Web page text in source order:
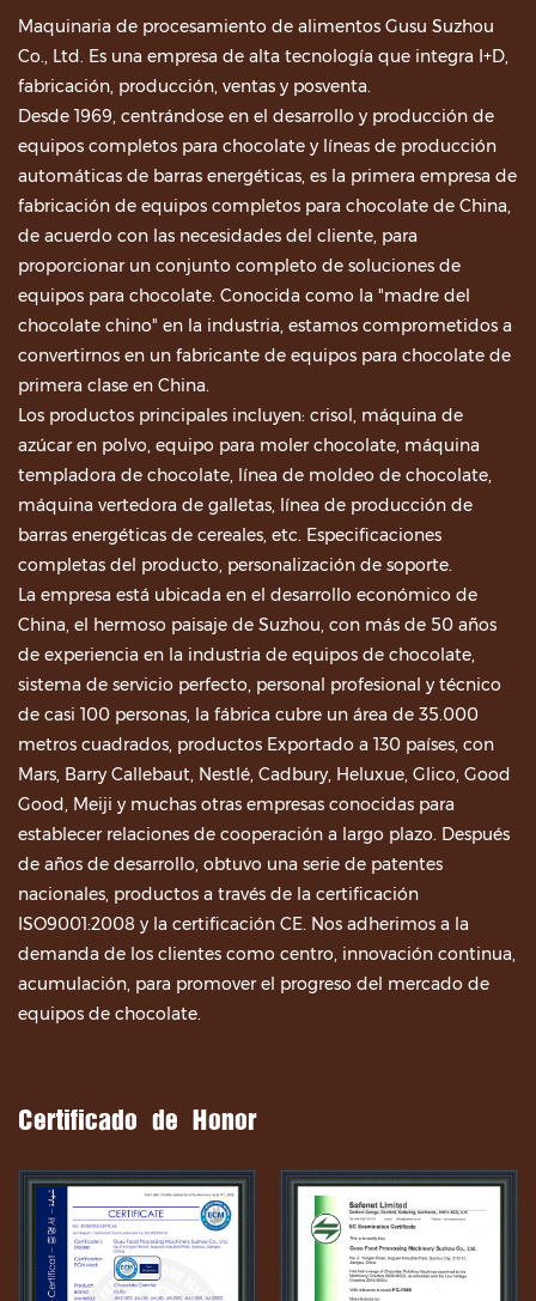
Maquinaria de procesamiento de alimentos Gusu Suzhou
Co., Ltd. Es una empresa de alta tecnología que integra I+D,
fabricación, producción, ventas y posventa.
Desde 1969, centrándose en el desarrollo y producción de
equipos completos para chocolate y líneas de producción
automáticas de barras energéticas, es la primera empresa de
fabricación de equipos completos para chocolate de China,
de acuerdo con las necesidades del cliente, para
proporcionar un conjunto completo de soluciones de
equipos para chocolate. Conocida como la "madre del
chocolate chino" en la industria, estamos comprometidos a
convertirnos en un fabricante de equipos para chocolate de
primera clase en China.
Los productos principales incluyen: crisol, máquina de
azúcar en polvo, equipo para moler chocolate, máquina
templadora de chocolate, línea de moldeo de chocolate,
máquina vertedora de galletas, línea de producción de
barras energéticas de cereales, etc. Especificaciones
completas del producto, personalización de soporte.
La empresa está ubicada en el desarrollo económico de
China, el hermoso paisaje de Suzhou, con más de 50 años
de experiencia en la industria de equipos de chocolate,
sistema de servicio perfecto, personal profesional y técnico
de casi 100 personas, la fábrica cubre un área de 35.000
metros cuadrados, productos Exportado a 130 países, con
Mars, Barry Callebaut, Nestlé, Cadbury, Heluxue, Glico, Good
Good, Meiji y muchas otras empresas conocidas para
establecer relaciones de cooperación a largo plazo. Después
de años de desarrollo, obtuvo una serie de patentes
nacionales, productos a través de la certificación
ISO9001:2008 y la certificación CE. Nos adherimos a la
demanda de los clientes como centro, innovación continua,
acumulación, para promover el progreso del mercado de
equipos de chocolate.
Certificado de Honor